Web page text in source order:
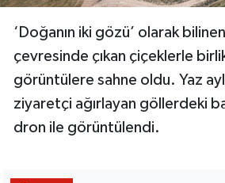
‘Doğanın iki gözü’ olarak
çevresinde çıkan çiçeklerle
görüntülere sahne oldu. Yaz
ziyaretçi ağırlayan göllerdeki
dron ile görüntülendi.